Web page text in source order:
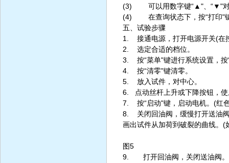
(3) 可以用数字键“▲"、“▼"对
(4) 在查询状态下，按“打印"
五、试验步骤
1. 接通电源，打开电源开关(在
2. 选定合适的档位。
3. 按“菜单"键进行系统设置，按
4. 按“清零"键清零。
5. 放入试件，对中心。
6. 点动丝杆上升或下降按钮，
7. 按“启动"键，启动电机。(红
8. 关闭回油阀，缓慢打开送油
画出试件从加荷到破裂的曲线。(
图5
9. 打开回油阀，关闭送油阀。